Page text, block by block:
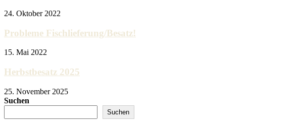
24. Oktober 2022
Probleme Fischlieferung/Besatz!
15. Mai 2022
Herbstbesatz 2025
25. November 2025
Suchen
Suchen